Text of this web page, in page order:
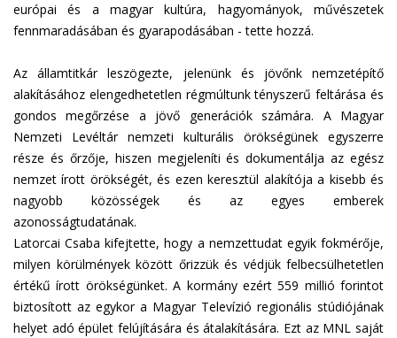
európai és a magyar kultúra, hagyományok, művészetek
fennmaradásában és gyarapodásában - tette hozzá.
Az államtitkár leszögezte, jelenünk és jövőnk nemzetépítő
alakításához elengedhetetlen régmúltunk tényszerű feltárása és
gondos megőrzése a jövő generációk számára. A Magyar
Nemzeti Levéltár nemzeti kulturális örökségünek egyszerre
része és őrzője, hiszen megjeleníti és dokumentálja az egész
nemzet írott örökségét, és ezen keresztül alakítója a kisebb és
nagyobb közösségek és az egyes emberek
azonosságtudatának.
Latorcai Csaba kifejtette, hogy a nemzettudat egyik fokmérője,
milyen körülmények között őrizzük és védjük felbecsülhetetlen
értékű írott örökségünket. A kormány ezért 559 millió forintot
biztosított az egykor a Magyar Televízió regionális stúdiójának
helyet adó épület felújítására és átalakítására. Ezt az MNL saját